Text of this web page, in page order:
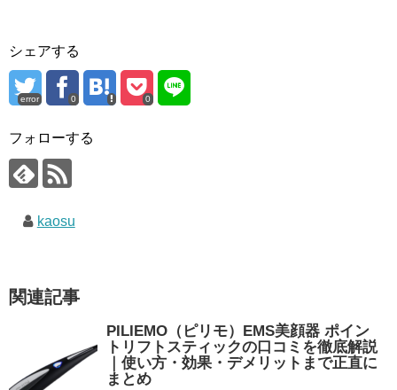
シェアする
error 0 0
フォローする
kaosu
関連記事
PILIEMO（ピリモ）EMS美顔器 ポイン
トリフトスティックの口コミを徹底解説
｜使い方・効果・デメリットまで正直に
まとめ